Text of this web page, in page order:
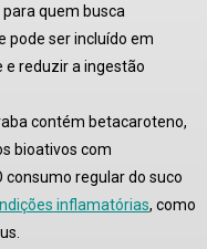
quem busca
pode ser incluído em
e reduzir a ingestão
contém betacaroteno,
bioativos com
consumo regular do suco
inflamatórias, como